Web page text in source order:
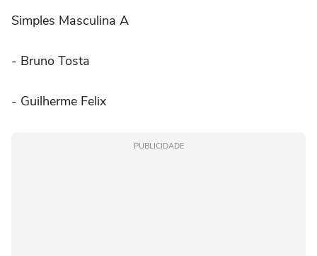
Simples Masculina A
- Bruno Tosta
- Guilherme Felix
PUBLICIDADE